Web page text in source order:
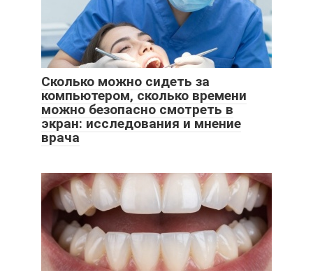
Сколько можно сидеть за
компьютером, сколько времени
можно безопасно смотреть в
экран: исследования и мнение
врача